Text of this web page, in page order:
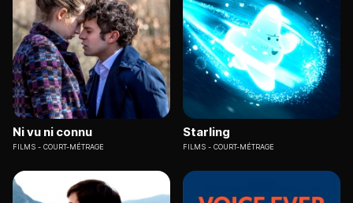
Ni vu ni connu
FILMS COURT-MÉTRAGE
Starling
FILMS COURT-MÉTRAGE